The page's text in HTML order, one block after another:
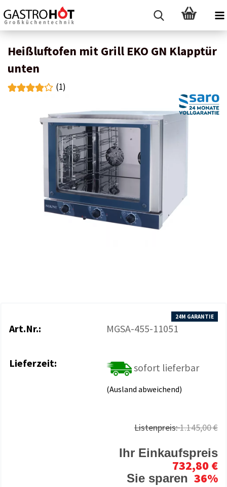
Heißluftofen mit Grill EKO GN Klapptür
unten
(1)
24M GARANTIE
Art.Nr.: MGSA-455-11051
Lieferzeit: sofort lieferbar
(Ausland abweichend)
Listenpreis:1.145,00 €
Ihr Einkaufspreis
732,80 €
Sie sparen 36%